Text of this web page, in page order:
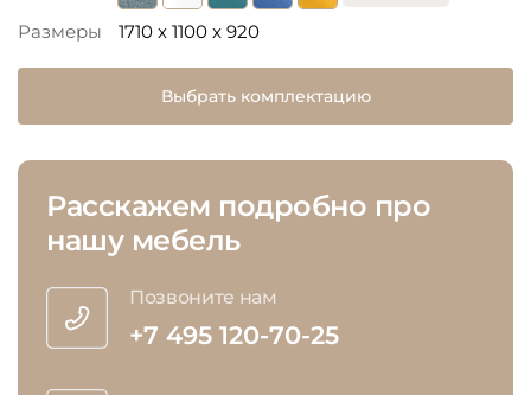
Размеры 1710 x 1100 x 920
Выбрать комплектацию
Расскажем подробно про
нашу мебель
Позвоните нам
+7 495 120-70-25